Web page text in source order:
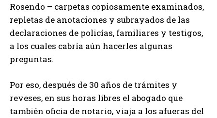
Rosendo – carpetas copiosamente examinados,
repletas de anotaciones y subrayados de las
declaraciones de policías, familiares y testigos,
a los cuales cabría aún hacerles algunas
preguntas.
Por eso, después de 30 años de trámites y
reveses, en sus horas libres el abogado que
también oficia de notario, viaja a los afueras del